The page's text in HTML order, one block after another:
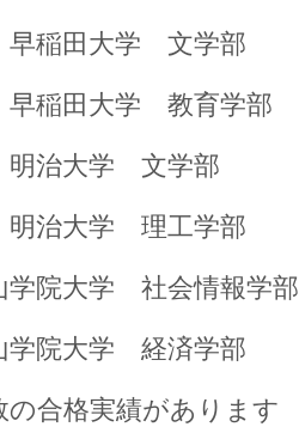
稲田大学 文学部
稲田大学 教育学部
治大学 文学部
学 理工学部
大学 社会情報学部
院大学 経済学部
があります